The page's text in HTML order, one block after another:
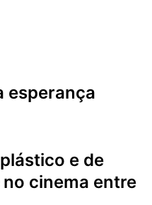
esperança
e de
cinema entre